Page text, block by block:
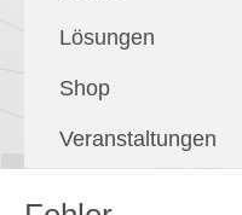
Lösungen
Shop
Veranstaltungen